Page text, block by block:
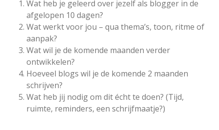
Wat heb je geleerd over jezelf als blogger in de
afgelopen 10 dagen?
Wat werkt voor jou – qua thema’s, toon, ritme of
aanpak?
Wat wil je de komende maanden verder
ontwikkelen?
Hoeveel blogs wil je de komende 2 maanden
schrijven?
Wat heb jij nodig om dit écht te doen? (Tijd,
ruimte, reminders, een schrijfmaatje?)